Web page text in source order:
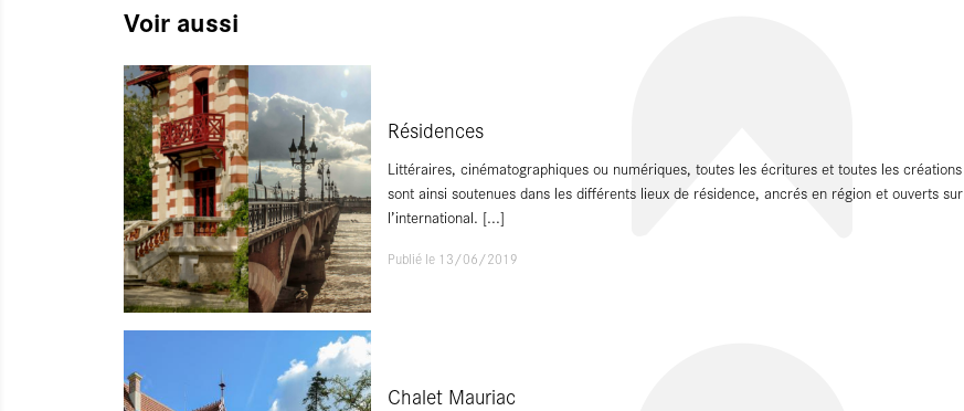
Voir aussi
Résidences
Littéraires, cinématographiques ou numériques, toutes les écritures et toutes les créations
sont ainsi soutenues dans les différents lieux de résidence, ancrés en région et ouverts sur
l’international. [...]
Publié le 13/06/2019
Chalet Mauriac